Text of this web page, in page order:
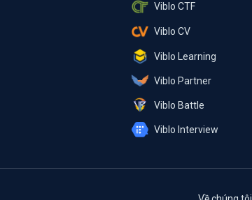
Viblo CTF
Viblo CV
Viblo Learning
Viblo Partner
Viblo Battle
Viblo Interview